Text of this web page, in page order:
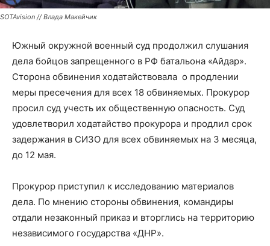
SOTAvision // Влада Макейчик
Южный окружной военный суд продолжил слушания
дела бойцов запрещенного в РФ батальона «Айдар».
Сторона обвинения ходатайствовала о продлении
меры пресечения для всех 18 обвиняемых. Прокурор
просил суд учесть их общественную опасность. Суд
удовлетворил ходатайство прокурора и продлил срок
задержания в СИЗО для всех обвиняемых на 3 месяца,
до 12 мая.
Прокурор приступил к исследованию материалов
дела. По мнению стороны обвинения, командиры
отдали незаконный приказ и вторглись на территорию
независимого государства «ДНР».